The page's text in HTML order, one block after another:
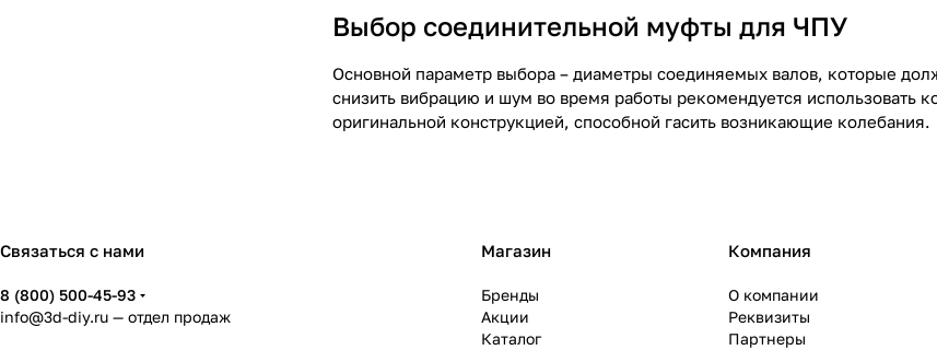
Выбор соединительной муфты для ЧПУ
Основной параметр выбора – диаметры соединяемых валов, которые
снизить вибрацию и шум во время работы рекомендуется
оригинальной конструкцией, способной гасить возникающие колебания.
Связаться с нами
8 (800) 500-45-93
info@3d-diy.ru — отдел продаж
Магазин
Бренды
Акции
Каталог
Компания
О компании
Реквизиты
Партнеры